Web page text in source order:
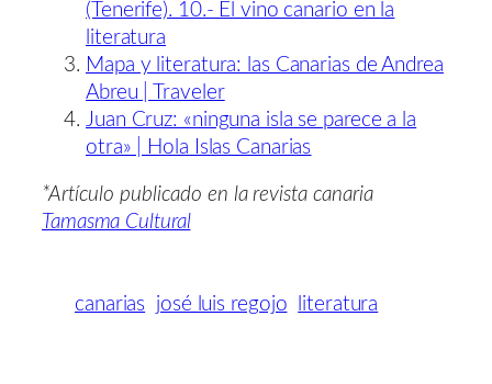
(Tenerife). 10.- El vino canario en la
literatura
Mapa y literatura: las Canarias de Andrea
Abreu | Traveler
Juan Cruz: «ninguna isla se parece a la
otra» | Hola Islas Canarias
*Artículo publicado en la revista canaria
Tamasma Cultural
canarias josé luis regojo literatura